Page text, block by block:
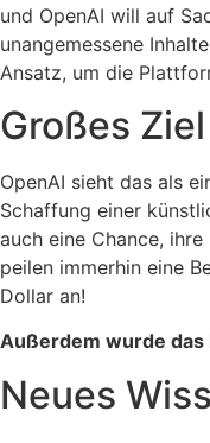
und OpenAI will auf
unangemessene
Ansatz, um die
Großes Ziel
OpenAI sieht das als
Schaffung einer
auch eine Chance,
peilen immerhin eine
Dollar an!
Außerdem wurde
Neues